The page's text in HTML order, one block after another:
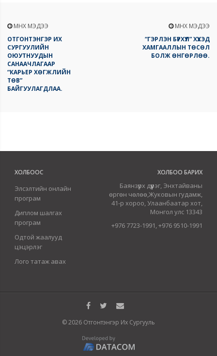
ӨМНӨХ МЭДЭЭ
ОТГОНТЭНГЭР ИХ
СУРГУУЛИЙН
ОЮУТНУУДЫН
САНААЧЛАГААР
“КАРЬЕР ХӨГЖЛИЙН
ТӨВ”
БАЙГУУЛАГДЛАА.
ӨМНӨХ МЭДЭЭ
“ГЭРЛЭН БҮРХҮҮЛ” ХҮҮХЭД
ХАМГААЛЛЫН ТӨСӨЛ
БОЛЖ ӨНГӨРЛӨӨ.
ХОЛБООС
Элсэлтийн онлайн
програм
Диплом шалгах
програм
Одтой жаалууд
цэцэрлэг
Лого татаж авах
ХОЛБОО БАРИХ
Баянзүрх дүүрэг, Энхтайваны
өргөн чөлөө,Жуковын гудамж,
41-р хороо, Улаанбаатар хот,
Монгол улс 13343
+976 7723-1991, +976 9510-1991
© 2026 Отгонтэнгэр Их Сургууль